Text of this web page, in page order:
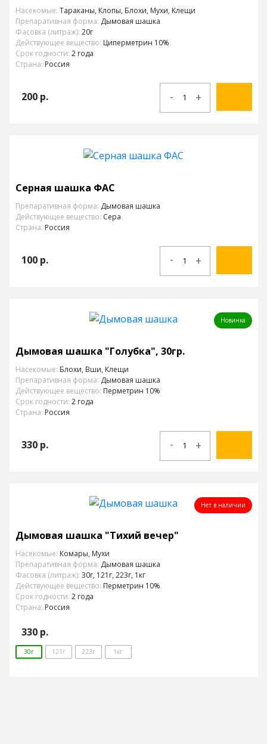
Насекомые: Тараканы, Клопы, Блохи, Мухи, Клещи
Препаративная форма: Дымовая шашка
Фасовка (литраж): 20г
Действующее вещество: Циперметрин 10%
Срок годности: 2 года
Страна: Россия
200 р. - +
Серная шашка ФАС
Препаративная форма: Дымовая шашка
Действующее вещество: Сера
Страна: Россия
100 р. - +
Новинка
Дымовая шашка "Голубка", 30гр.
Насекомые: Блохи, Вши, Клещи
Препаративная форма: Дымовая шашка
Действующее вещество: Перметрин 10%
Срок годности: 2 года
Страна: Россия
330 р. - +
Нет в наличии
Дымовая шашка "Тихий вечер"
Насекомые: Комары, Мухи
Препаративная форма: Дымовая шашка
Фасовка (литраж): 30г, 121г, 223г, 1кг
Действующее вещество: Перметрин 10%
Срок годности: 2 года
Страна: Россия
330 р.
30г 121г 223г 1кг